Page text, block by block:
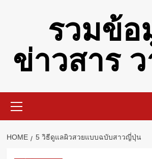
รวมข้อ
ข่าวสาร
Menu
HOME 5 วิธีดูแลผิวสวยแบบฉบับสาวญี่ปุ่น